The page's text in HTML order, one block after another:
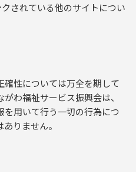
されている他のサイトについ
確性については万全を期して
わ福祉サービス振興会は、
用いて行う一切の行為につ
りません。